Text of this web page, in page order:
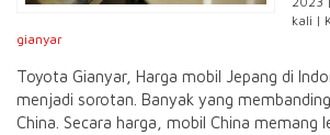
kali |
gianyar
Toyota Gianyar, Harga mobil Jepang di
menjadi sorotan. Banyak yang
China. Secara harga, mobil China memang